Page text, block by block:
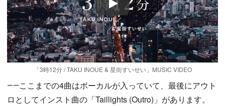
Play
「3時12分 / TAKU INOUE & 星街すいせい」MUSIC VIDEO
――ここまでの4曲はボーカルが入っていて、最後にアウト
ロとしてインスト曲の「Taillights (Outro)」があります。